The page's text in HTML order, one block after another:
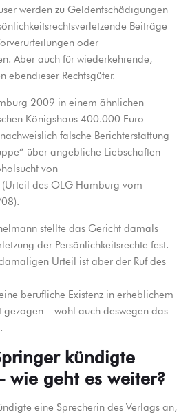
werden zu Geldentschädigungen
Beiträge
oder
Aber auch für wiederkehrende,
ebendieser Rechtsgüter.
2009 in einem ähnlichen
Königshaus 400.000 Euro
falsche Berichterstattung
über angebliche Liebschaften
von
(Urteil des OLG Hamburg vom
stellte das Gericht damals
der Persönlichkeitsrechte fest.
Urteil ist aber der Ruf des
berufliche Existenz in erheblichem
– wohl auch deswegen das
kündigte
wie geht es weiter?
eine Sprecherin des Verlags an,